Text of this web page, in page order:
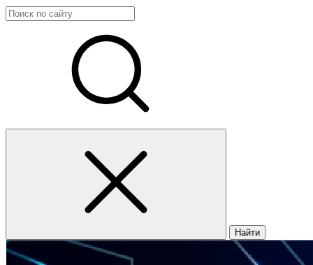
Найти